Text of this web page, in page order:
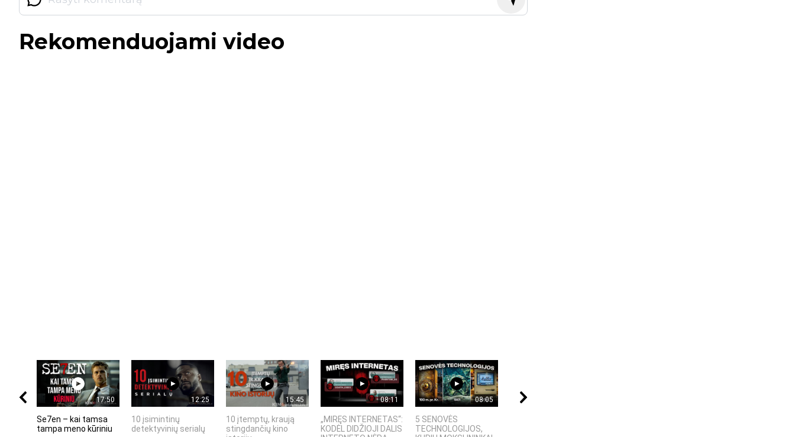
Rekomenduojami video
17:50
Se7en – kai tamsa
tampa meno kūriniu
12:25
10 įsimintinų
detektyvinių serialų
15:45
10 įtemptų, kraują
stingdančių kino
08:11
„MIRĘS INTERNETAS“:
KODĖL DIDŽIOJI DALIS
08:05
5 SENOVĖS
TECHNOLOGIJOS,